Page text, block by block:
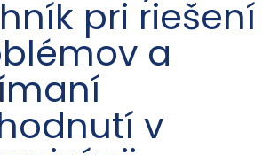
pri riešení
a
v